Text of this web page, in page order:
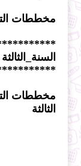
مخططات
السنة_الثالثة
مخططات
الثالثة